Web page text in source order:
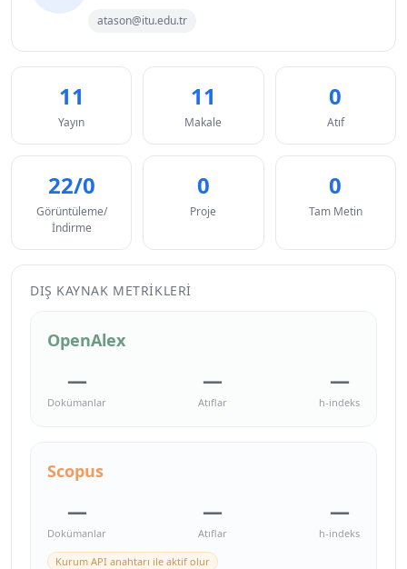
atason@itu.edu.tr
11
Yayın
11
Makale
0
Atıf
22/0
Görüntüleme/
İndirme
0
Proje
0
Tam Metin
DIŞ KAYNAK METRIKLERI
OpenAlex
—
Dokümanlar
—
Atıflar
—
h-indeks
Scopus
—
Dokümanlar
—
Atıflar
—
h-indeks
Kurum API anahtarı ile aktif olur